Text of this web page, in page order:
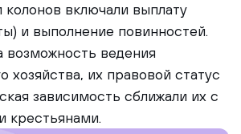
колонов включали выплату
и выполнение повинностей.
возможность ведения
хозяйства, их правовой статус
зависимость сближали их с
крестьянами.